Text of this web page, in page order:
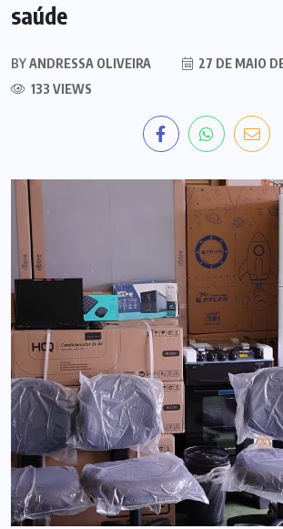
saúde
BYANDRESSA OLIVEIRA
27 DE MAIO
133 VIEWS